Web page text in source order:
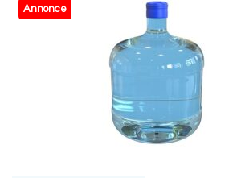
Annonce